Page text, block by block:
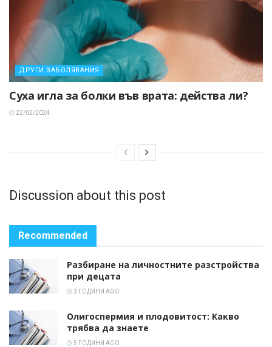
ДРУГИ ЗАБОЛЯВАНИЯ
Суха игла за болки във врата: действа ли?
22/02/2024
Discussion about this post
Recommended
Разбиране на личностните разстройства
при децата
3 ГОДИНИ AGO
Олигоспермия и плодовитост: Какво
трябва да знаете
5 ГОДИНИ AGO